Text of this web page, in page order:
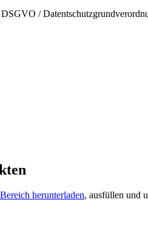
/
herunterladen, ausfüllen und